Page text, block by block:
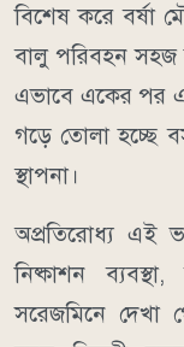
বিশেষ করে বর্ষা
বালু পরিবহন সহজ
এভাবে একের পর
গড়ে তোলা হচ্ছে
স্থাপনা।
অপ্রতিরোধ্য এই
নিষ্কাশন
সরেজমিনে দেখা